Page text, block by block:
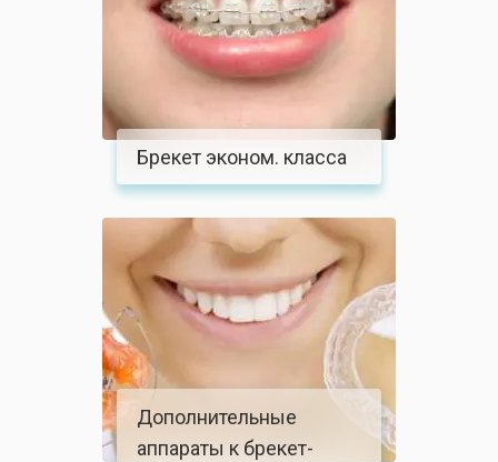
Брекет эконом. класса
Дополнительные
аппараты к брекет-